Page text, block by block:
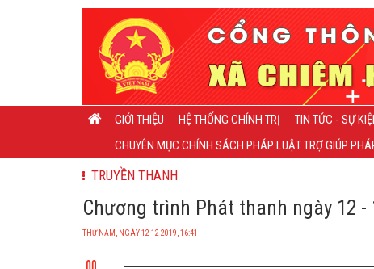
GIỚI THIỆU HỆ THỐNG CHÍNH TRỊ TIN TỨC - SỰ
CHUYÊN MỤC CHÍNH SÁCH PHÁP LUẬT TRỢ GIÚP
TRUYỀN THANH
Chương trình Phát thanh ngày 12 -
THỨ NĂM, NGÀY 12-12-2019, 16:41